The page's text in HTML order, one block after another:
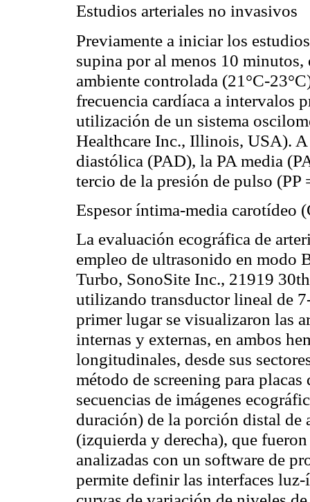
Estudios arteriales no invasivos
Previamente a iniciar los
supina por al menos 10
ambiente controlada (21 °C-23°C
frecuencia cardíaca a intervalos
utilización de un sistema
Healthcare Inc., Illinois, USA). A
diastólica (PAD), la PA media
tercio de la presión de pulso
Espesor íntima-media carotídeo
La evaluación ecográfica de
empleo de ultrasonido en modo
Turbo, SonoSite Inc., 21919
utilizando transductor lineal de
primer lugar se visualizaron las
internas y externas, en ambos
longitudinales, desde sus
método de screening para
secuencias de imágenes
duración) de la porción distal de
(izquierda y derecha), que
analizadas con un software de
permite definir las interfaces